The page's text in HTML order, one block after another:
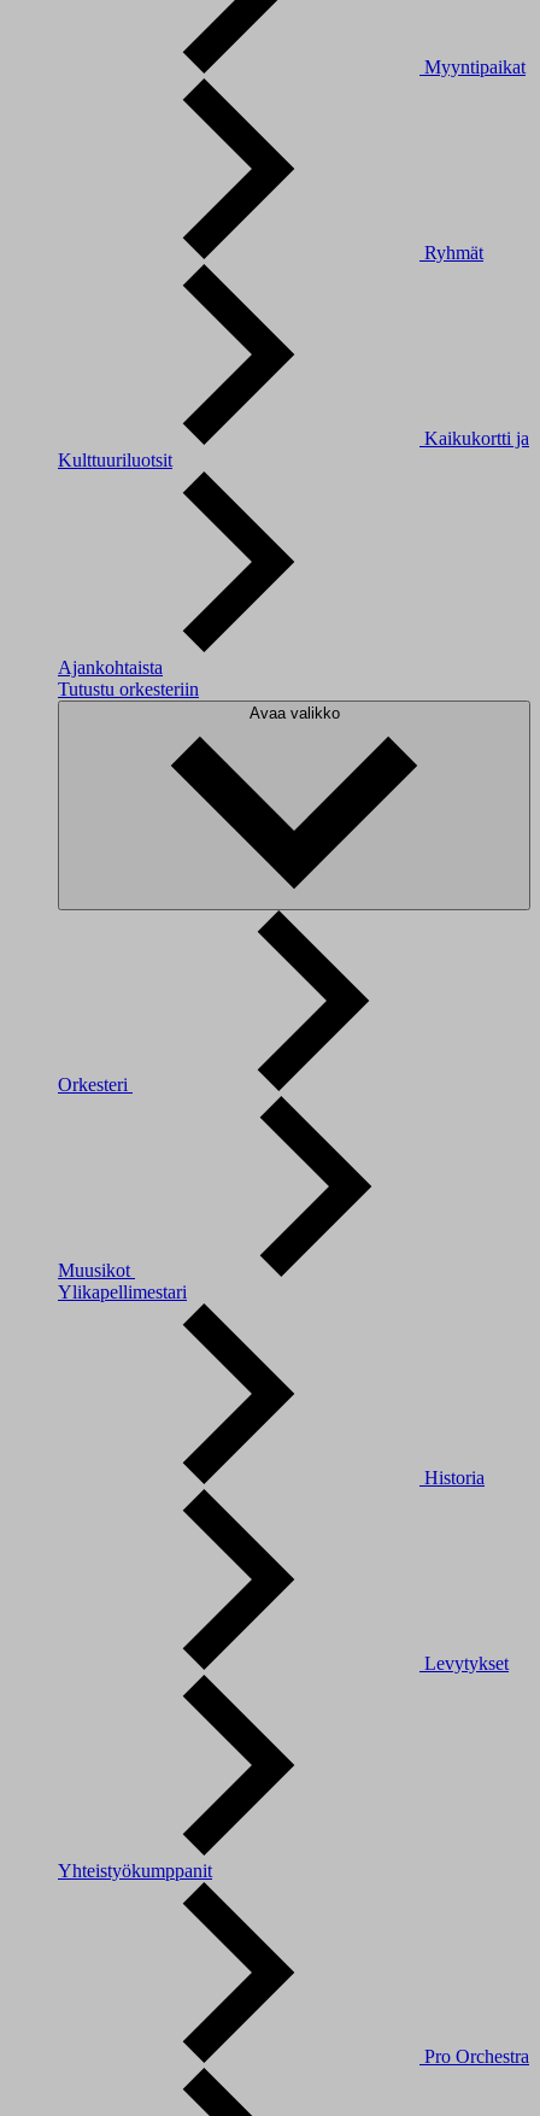
Myyntipaikat
Ryhmät
Kaikukortti ja
Kulttuuriluotsit
Ajankohtaista
Tutustu orkesteriin
Avaa valikko
Orkesteri
Muusikot
Ylikapellimestari
Historia
Levytykset
Yhteistyökumppanit
Pro Orchestra